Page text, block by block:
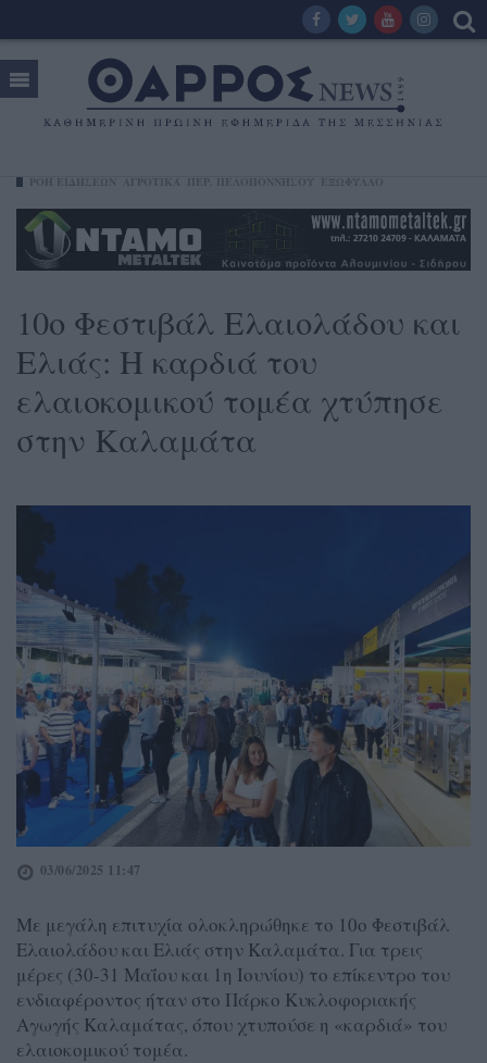
10ο Φεστιβάλ Ελαιολάδου και
Ελιάς: Η καρδιά του
ελαιοκομικού τομέα χτύπησε
στην Καλαμάτα
03/06/2025 11:47
Με μεγάλη επιτυχία ολοκληρώθηκε το 10ο Φεστιβάλ
Ελαιολάδου και Ελιάς στην Καλαμάτα. Για τρεις
μέρες (30-31 Μαΐου και 1η Ιουνίου) το επίκεντρο του
ενδιαφέροντος ήταν στο Πάρκο Κυκλοφοριακής
Αγωγής Καλαμάτας, όπου χτυπούσε η «καρδιά» του
ελαιοκομικού τομέα.